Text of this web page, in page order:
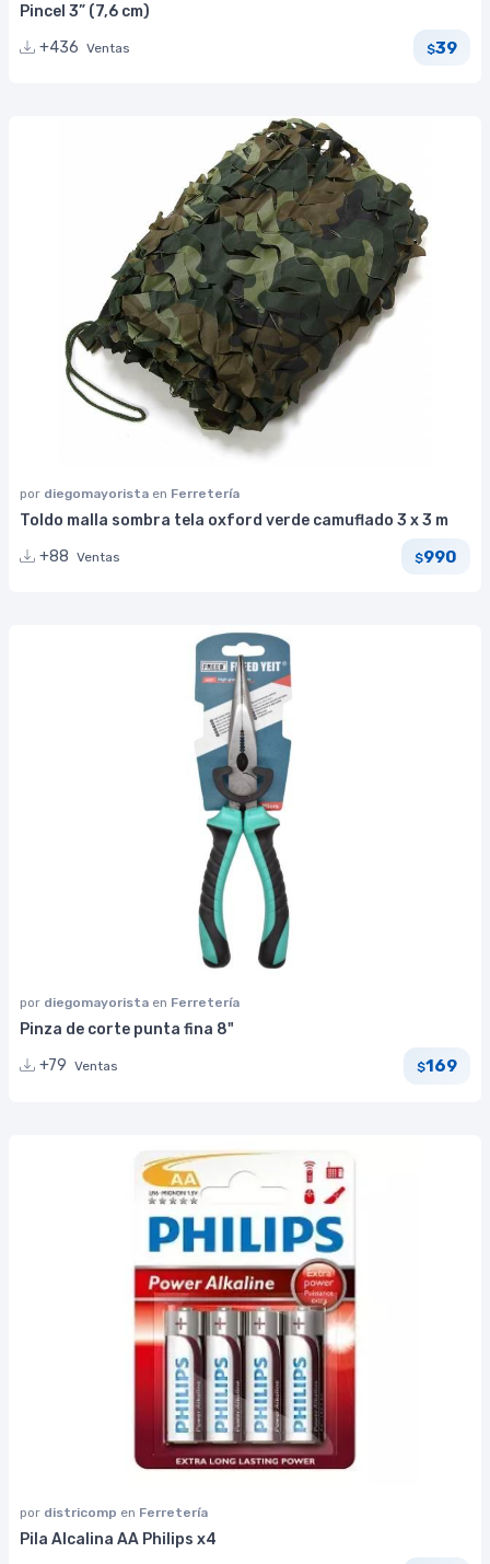
Pincel 3” (7,6 cm)
+436 Ventas $39
por diegomayorista en Ferretería
Toldo malla sombra tela oxford verde camuflado 3 x 3 m
+88 Ventas $990
por diegomayorista en Ferretería
Pinza de corte punta fina 8"
+79 Ventas $169
por districomp en Ferretería
Pila Alcalina AA Philips x4